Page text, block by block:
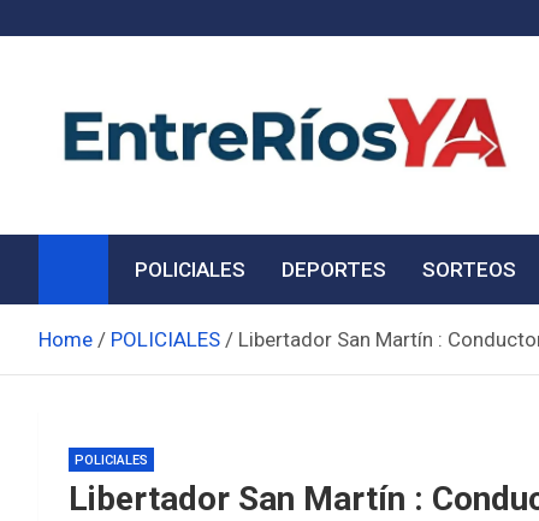
Noticias de Entre Ríos
POLICIALES DEPORTES SORTEOS
Home POLICIALES Libertador San Martín :
POLICIALES
Libertador San Martín :